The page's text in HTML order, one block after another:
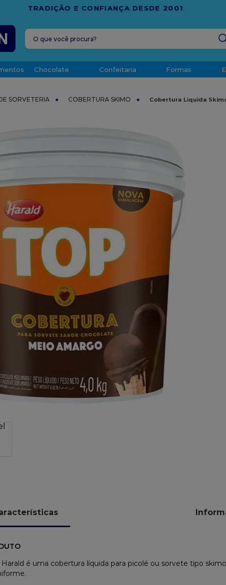
FRETE GRÁTISEM COMPRAS
O que você procura?
Chocolate Confeitaria Formas
SORVETERIA COBERTURA SKIMO Cobertura Liquida
é uma cobertura líquida para picolé ou sorvete tipo
leite condensado
granulado
caixa kraft
10
chocolate